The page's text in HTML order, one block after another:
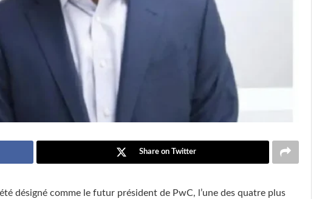
Share on Twitter
désigné comme le futur président de PwC, l’une des quatre plus